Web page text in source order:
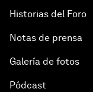
Historias del Foro
Notas de prensa
Galería de fotos
Pódcast